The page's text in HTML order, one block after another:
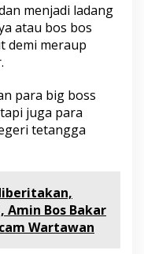
menjadi ladang
atau bos bos
demi meraup
para big boss
juga para
tetangga
Amin Bos Bakar
Wartawan